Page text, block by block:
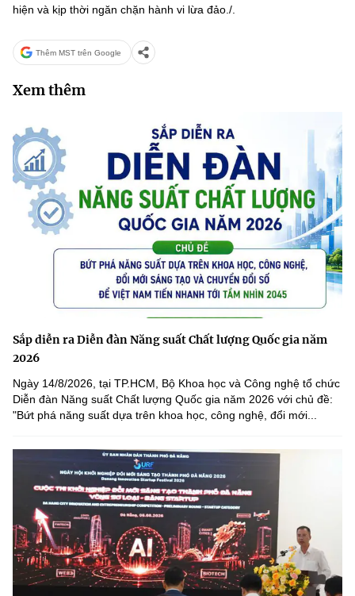
hiện và kịp thời ngăn chặn hành vi lừa đảo./.
Thêm MST trên Google
Xem thêm
Sắp diễn ra Diễn đàn Năng suất Chất lượng Quốc gia năm
2026
Ngày 14/8/2026, tại TP.HCM, Bộ Khoa học và Công nghệ tổ chức
Diễn đàn Năng suất Chất lượng Quốc gia năm 2026 với chủ đề:
"Bứt phá năng suất dựa trên khoa học, công nghệ, đổi mới...